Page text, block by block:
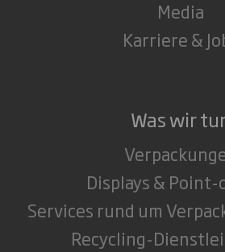
Media
Karriere &
Was wir
Displays &
Services rund um
Recycling-